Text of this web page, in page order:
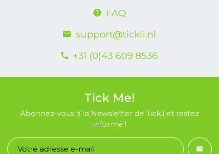
FAQ
support@tickli.nl
+31 (0)43 609 8536
Tick Me!
Abonnez-vous à la Newsletter de Tickli et restez
informé !